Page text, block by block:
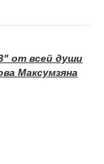
от всей души
Максумзяна